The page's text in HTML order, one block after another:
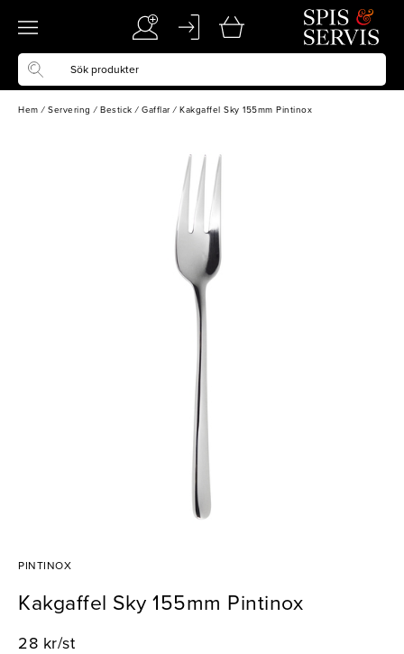
Hem / Servering / Bestick / Gafflar / Kakgaffel Sky 155mm Pintinox
PINTINOX
Kakgaffel Sky 155mm Pintinox
28 kr/st